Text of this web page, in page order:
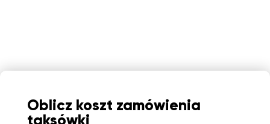
Oblicz koszt zamówienia
taksówki